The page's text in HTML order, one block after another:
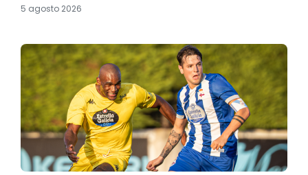
5 agosto 2026